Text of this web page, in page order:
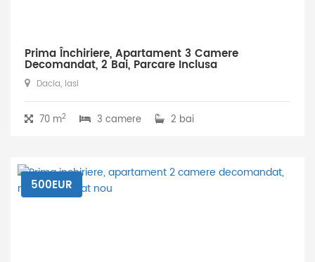
Prima Închiriere, Apartament 3 Camere
Decomandat, 2 Bai, Parcare Inclusa
Dacia, Iasi
70 m2 3 camere 2 bai
500EUR